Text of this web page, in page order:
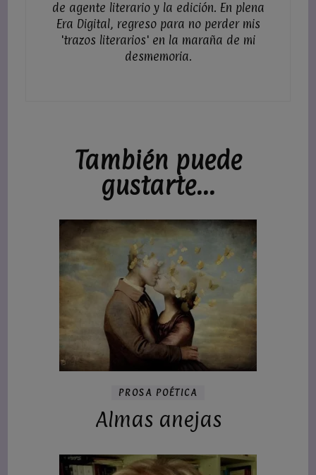
de agente literario y la edición. En plena
Era Digital, regreso para no perder mis
'trazos literarios' en la maraña de mi
desmemoria.
También puede
gustarte...
PROSA POÉTICA
Almas anejas